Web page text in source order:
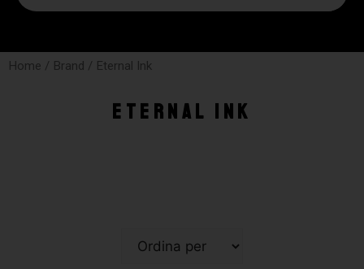
Home / Brand / Eternal Ink
Eternal Ink